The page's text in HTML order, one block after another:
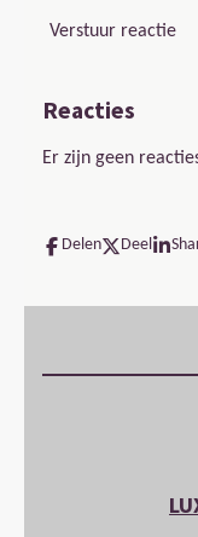
Verstuur reactie
Reacties
Er zijn geen
Delen Deel